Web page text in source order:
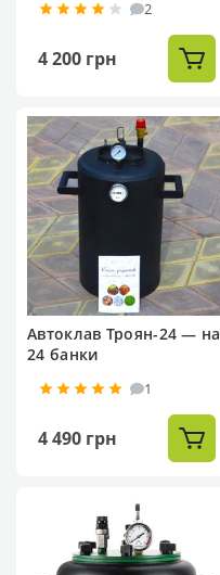
2
4 200 грн
Автоклав Троян-24 — на
24 банки
1
4 490 грн